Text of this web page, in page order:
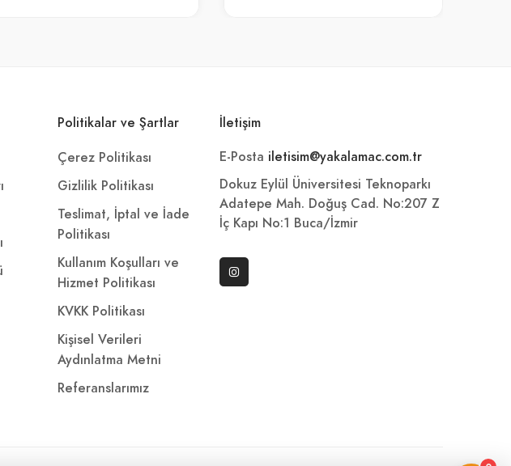
Politikalar ve Şartlar
Çerez Politikası
Gizlilik Politikası
Teslimat, İptal ve İade
Politikası
Kullanım Koşulları ve
Hizmet Politikası
KVKK Politikası
Kişisel Verileri
Aydınlatma Metni
Referanslarımız
İletişim
E-Posta iletisim@yakalamac.com.tr
Dokuz Eylül Üniversitesi Teknoparkı
Adatepe Mah. Doğuş Cad. No:207 Z
İç Kapı No:1 Buca/İzmir